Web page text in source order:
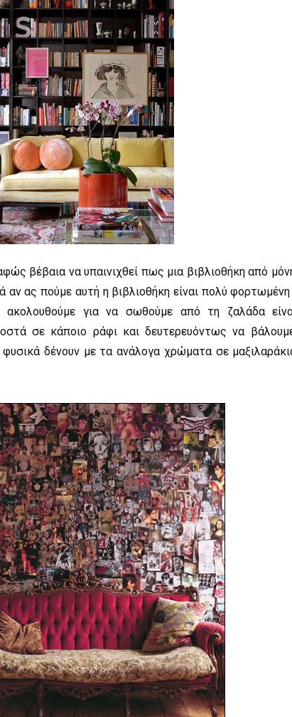
βέβαια να υπαινιχθεί πως μια βιβλιοθήκη από
αν ας πούμε αυτή η βιβλιοθήκη είναι πολύ
ακολουθούμε για να σωθούμε από τη ζαλάδα
σε κάποιο ράφι και δευτερευόντως να
φυσικά δένουν με τα ανάλογα χρώματα σε